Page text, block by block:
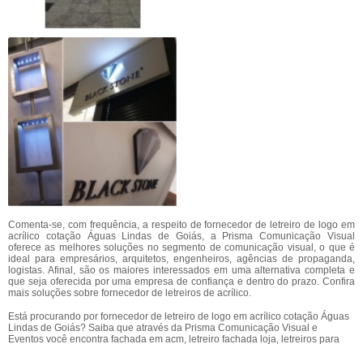
Comenta-se, com frequência, a respeito de fornecedor de letreiro de logo em
acrílico cotação Águas Lindas de Goiás, a Prisma Comunicação Visual
oferece as melhores soluções no segmento de comunicação visual, o que é
ideal para empresários, arquitetos, engenheiros, agências de propaganda,
logistas. Afinal, são os maiores interessados em uma alternativa completa e
que seja oferecida por uma empresa de confiança e dentro do prazo. Confira
mais soluções sobre fornecedor de letreiros de acrílico.
Está procurando por fornecedor de letreiro de logo em acrílico cotação Águas
Lindas de Goiás? Saiba que através da Prisma Comunicação Visual e
Eventos você encontra fachada em acm, letreiro fachada loja, letreiros para